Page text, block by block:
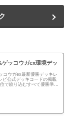
ゲッコウガex環境デッ
コウガex最新優勝デッキレ
ピ公式デッキコードの掲載
で絞り込むすべて優勝準優